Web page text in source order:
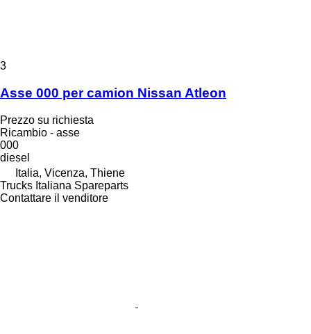
3
Asse 000 per camion Nissan Atleon
Prezzo su richiesta
Ricambio - asse
000
diesel
Italia, Vicenza, Thiene
Trucks Italiana Spareparts
Contattare il venditore